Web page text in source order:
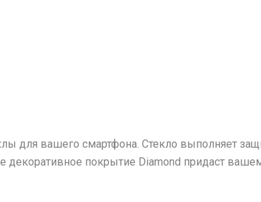
для вашего смартфона. Стекло выполняет
декоративное покрытие Diamond придаст